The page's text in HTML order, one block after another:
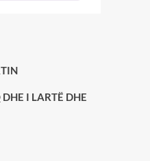
I LARTË DHE